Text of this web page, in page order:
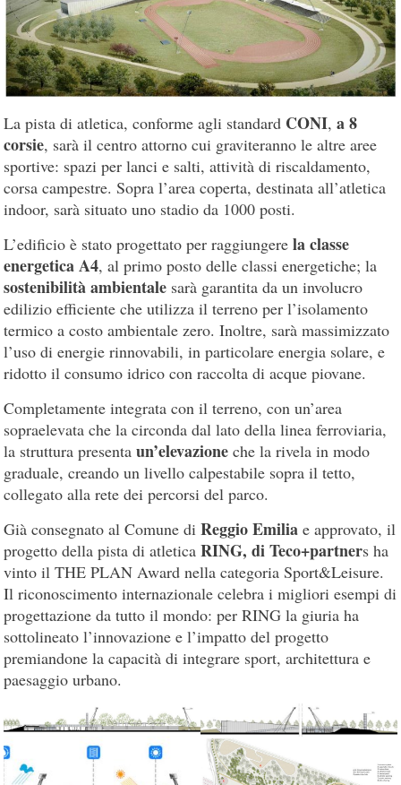
La pista di atletica, conforme agli standard CONI,a 8
corsie, sarà il centro attorno cui graviteranno le altre aree
sportive: spazi per lanci e salti, attività di riscaldamento,
corsa campestre. Sopra l’area coperta, destinata all’atletica
indoor, sarà situato uno stadio da 1000 posti.
L’edificio è stato progettato per raggiungerela classe
energetica A4, al primo posto delle classi energetiche; la
sostenibilità ambientale sarà garantita da un involucro
edilizio efficiente che utilizza il terreno per l’isolamento
termico a costo ambientale zero. Inoltre, sarà massimizzato
l’uso di energie rinnovabili, in particolare energia solare, e
ridotto il consumo idrico con raccolta di acque piovane.
Completamente integrata con il terreno, con un’area
sopraelevata che la circonda dal lato della linea ferroviaria,
la struttura presentaun’elevazione che la rivela in modo
graduale, creando un livello calpestabile sopra il tetto,
collegato alla rete dei percorsi del parco.
Già consegnato al Comune diReggio Emilia e approvato, il
progetto della pista di atleticaRING, di Teco+partners ha
vinto il THE PLAN Award nella categoria Sport&Leisure.
Il riconoscimento internazionale celebra i migliori esempi di
progettazione da tutto il mondo: per RING la giuria ha
sottolineato l’innovazione e l’impatto del progetto
premiandone la capacità di integrare sport, architettura e
paesaggio urbano.